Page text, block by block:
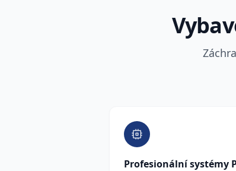
Profesionální systémy